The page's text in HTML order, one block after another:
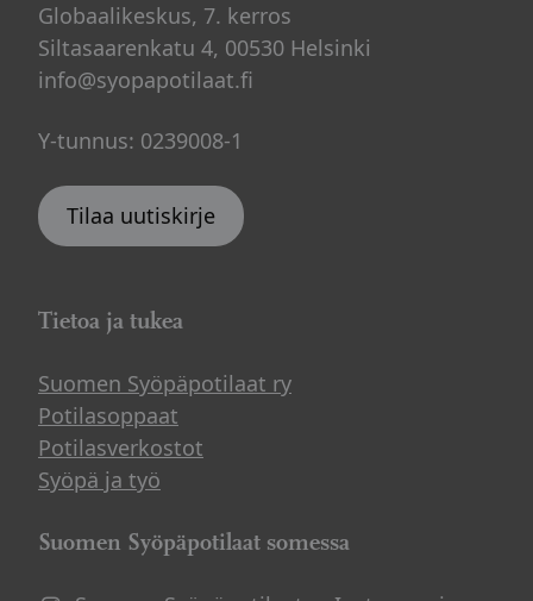
Globaalikeskus, 7. kerros
Siltasaarenkatu 4, 00530 Helsinki
info@syopapotilaat.fi
Y-tunnus: 0239008-1
Tilaa uutiskirje
Tietoa ja tukea
Suomen Syöpäpotilaat ry
Potilasoppaat
Potilasverkostot
Syöpä ja työ
Suomen Syöpäpotilaat somessa